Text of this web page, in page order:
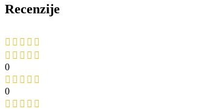
Recenzije
0
0